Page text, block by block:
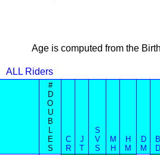
Age is computed from the
ALL Riders
#
D
O
U
B
L
E
S
C
R
J
T
S
V
S
M
H
H
M
D
M
B
D